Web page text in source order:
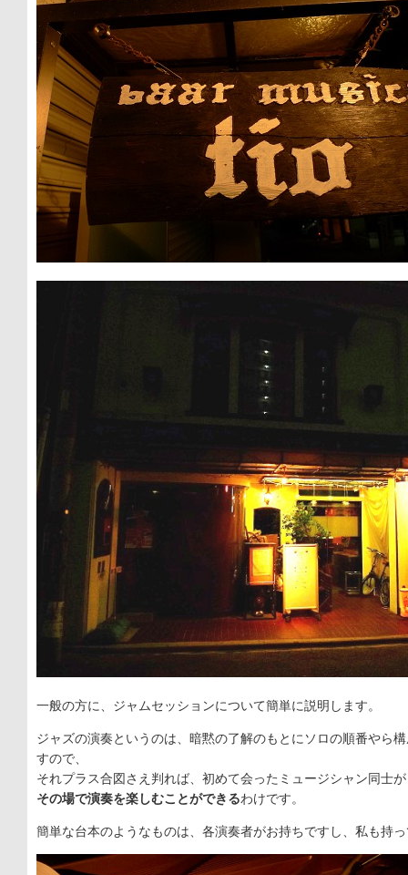
一般の方に、ジャムセッションについて簡単に説明します。
ジャズの演奏というのは、暗黙の了解のもとにソロの順番やら
すので、
それプラス合図さえ判れば、初めて会ったミュージシャン同士が
その場で演奏を楽しむことができるわけです。
簡単な台本のようなものは、各演奏者がお持ちですし、私も持